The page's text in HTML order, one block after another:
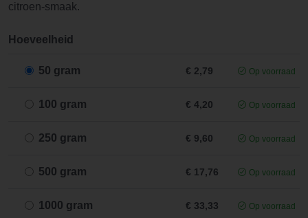
citroen-smaak.
Hoeveelheid
50 gram € 2,79 Op voorraad
100 gram € 4,20 Op voorraad
250 gram € 9,60 Op voorraad
500 gram € 17,76 Op voorraad
1000 gram € 33,33 Op voorraad